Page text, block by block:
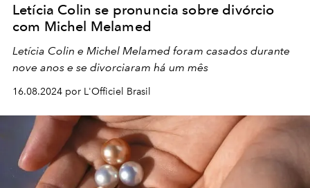
Letícia Colin se pronuncia sobre divórcio
com Michel Melamed
Letícia Colin e Michel Melamed foram casados durante
nove anos e se divorciaram há um mês
16.08.2024 por L'Officiel Brasil